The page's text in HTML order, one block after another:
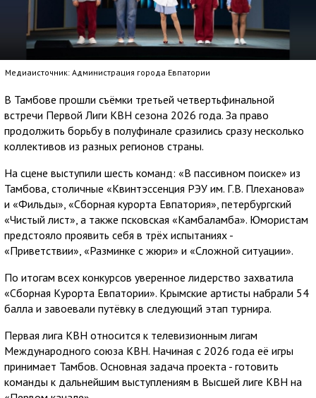
Медиаисточник: Администрация города Евпатории
В Тамбове прошли съёмки третьей четвертьфинальной
встречи Первой Лиги КВН сезона 2026 года. За право
продолжить борьбу в полуфинале сразились сразу несколько
коллективов из разных регионов страны.
На сцене выступили шесть команд: «В пассивном поиске» из
Тамбова, столичные «Квинтэссенция РЭУ им. Г.В. Плеханова»
и «Фильды», «Сборная курорта Евпатория», петербургский
«Чистый лист», а также псковская «Камбаламба». Юмористам
предстояло проявить себя в трёх испытаниях -
«Приветствии», «Разминке с жюри» и «Сложной ситуации».
По итогам всех конкурсов уверенное лидерство захватила
«Сборная Курорта Евпатории». Крымские артисты набрали 54
балла и завоевали путёвку в следующий этап турнира.
Первая лига КВН относится к телевизионным лигам
Международного союза КВН. Начиная с 2026 года её игры
принимает Тамбов. Основная задача проекта - готовить
команды к дальнейшим выступлениям в Высшей лиге КВН на